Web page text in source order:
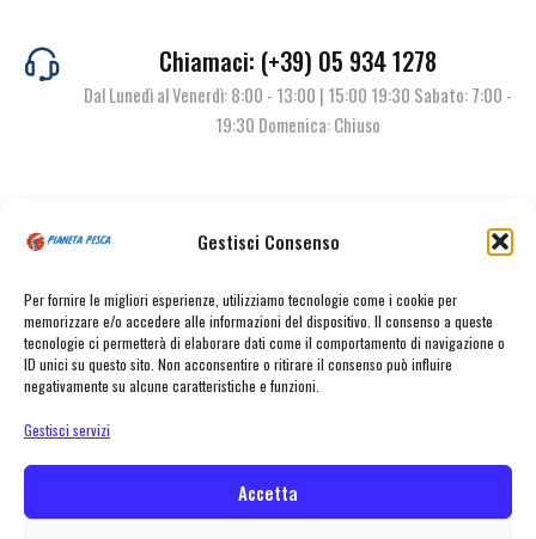
Gestisci Consenso
Per fornire le migliori esperienze, utilizziamo tecnologie come i cookie per
memorizzare e/o accedere alle informazioni del dispositivo. Il consenso a queste
tecnologie ci permetterà di elaborare dati come il comportamento di navigazione o
ID unici su questo sito. Non acconsentire o ritirare il consenso può influire
negativamente su alcune caratteristiche e funzioni.
Gestisci servizi
Accetta
Chiamaci: (+39) 05 934 1278
Dal Lunedì al Venerdì: 8:00 - 13:00 | 15:00 19:30 Sabato: 7:00 -
19:30 Domenica: Chiuso
02141860367 | Tel. 059 341278 | info@pianetapesca.it